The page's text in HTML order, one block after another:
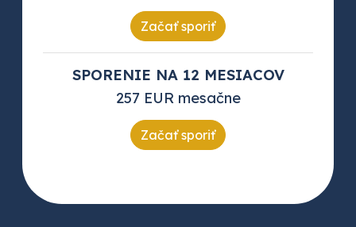
Začať sporiť
SPORENIE NA 12 MESIACOV
257 EUR mesačne
Začať sporiť